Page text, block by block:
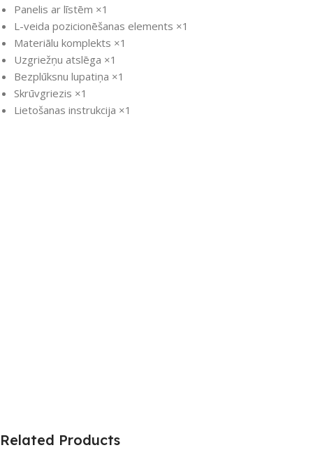
Panelis ar līstēm ×1
L-veida pozicionēšanas elements ×1
Materiālu komplekts ×1
Uzgriežņu atslēga ×1
Bezplūksnu lupatiņa ×1
Skrūvgriezis ×1
Lietošanas instrukcija ×1
Related Products